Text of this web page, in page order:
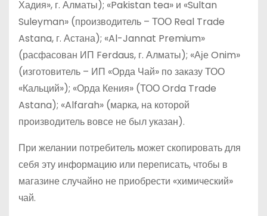
Хадия», г. Алматы); «Pakistan tea» и «Sultan
Suleyman» (производитель – ТОО Real Trade
Astana, г. Астана); «Al-Jannat Premium»
(расфасован ИП Ferdaus, г. Алматы); «Аје Onim»
(изготовитель – ИП «Орда Чай» по заказу ТОО
«Кальций»); «Орда Кения» (ТОО Orda Trade
Astana); «Alfarah» (марка, на которой
производитель вовсе не был указан).
При желании потребитель может скопировать для
себя эту информацию или переписать, чтобы в
магазине случайно не приобрести «химический»
чай.